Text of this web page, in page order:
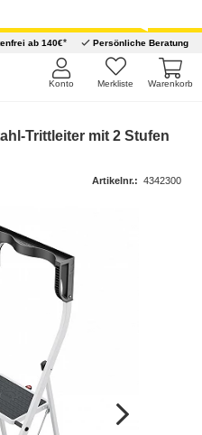
ab 140€* Persönliche Beratung
Warenkorb
Merkliste
Konto
Trittleiter mit 2 Stufen
Artikelnr.: 4342300